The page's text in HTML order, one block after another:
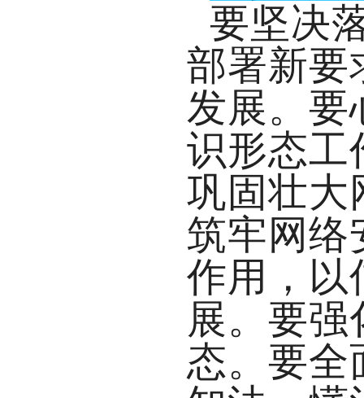
要坚决
部署新要
发展。 要
识形态工
巩固壮大
筑牢网络
作用，以
展。要
态。要全